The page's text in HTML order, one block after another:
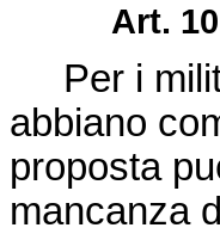
Art.
Per i
abbiano
proposta
mancanza